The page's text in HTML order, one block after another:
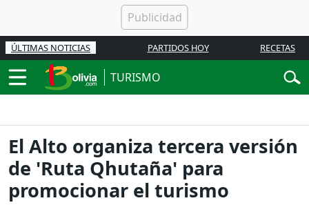
ÚLTIMAS NOTICIAS PARTIDOS HOY RECETAS
TURISMO
El Alto organiza tercera versión
de 'Ruta Qhutaña' para
promocionar el turismo